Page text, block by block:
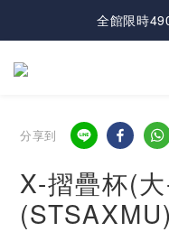
全館限時
分享到
X-摺疊杯(
(STSAXMU)